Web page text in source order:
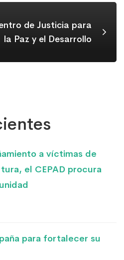
de Justicia para
la Paz y el Desarrollo
a víctimas de
el CEPAD procura
para fortalecer su